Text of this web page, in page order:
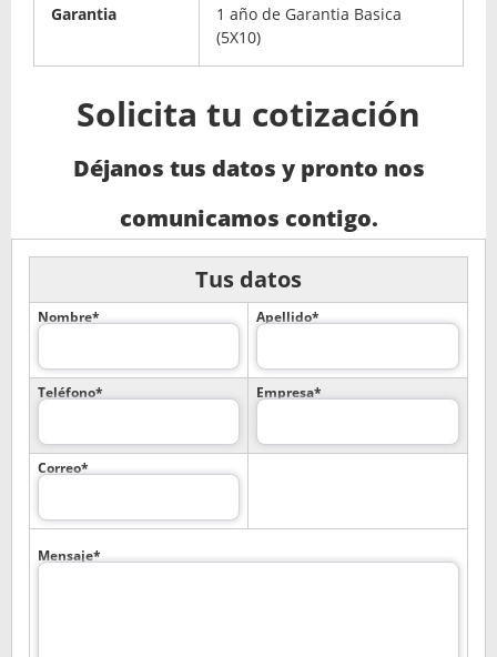
Garantia
1 año de Garantia Basica
(5X10)
Solicita tu cotización
Déjanos tus datos y pronto nos
comunicamos contigo.
Tus datos
Nombre* Apellido*
Teléfono* Empresa*
Correo*
Mensaje*